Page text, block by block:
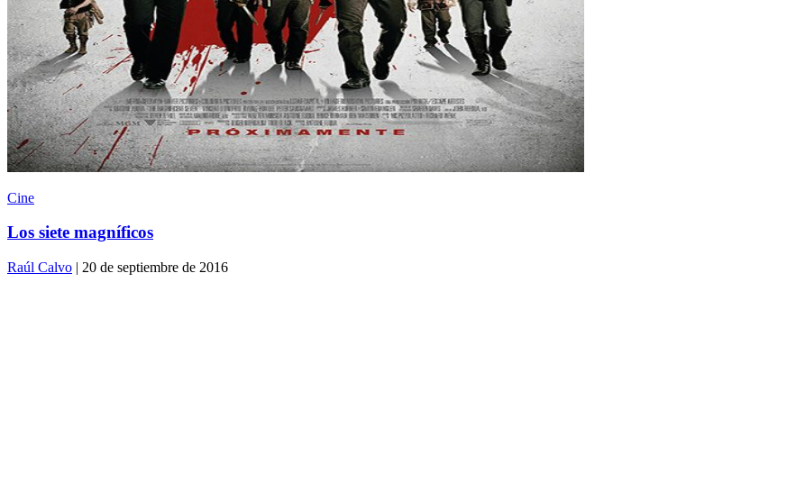
Cine
Los siete magníficos
Raúl Calvo | 20 de septiembre de 2016